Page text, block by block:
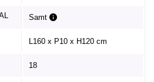
Samt
L160 x P10 x H120 cm
18